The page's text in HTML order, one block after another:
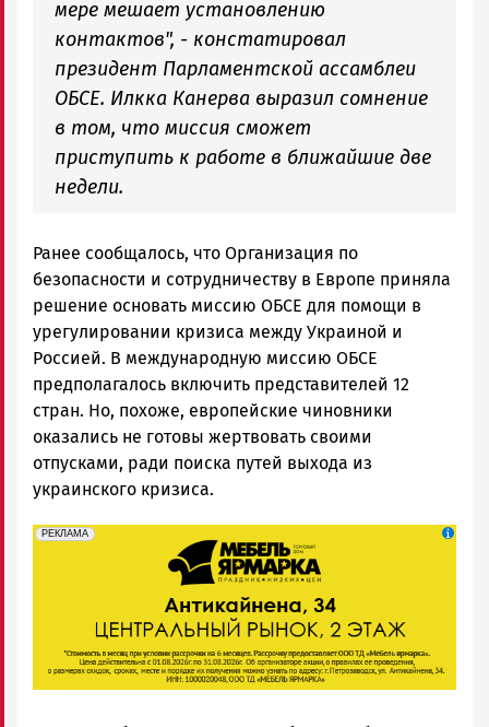
мере мешает установлению
контактов", - констатировал
президент Парламентской ассамблеи
ОБСЕ. Илкка Канерва выразил сомнение
в том, что миссия сможет
приступить к работе в ближайшие две
недели.
Ранее сообщалось, что Организация по
безопасности и сотрудничеству в Европе приняла
решение основать миссию ОБСЕ для помощи в
урегулировании кризиса между Украиной и
Россией. В международную миссию ОБСЕ
предполагалось включить представителей 12
стран. Но, похоже, европейские чиновники
оказались не готовы жертвовать своими
отпусками, ради поиска путей выхода из
украинского кризиса.
erid: 2SDnjeFymr3
РЕКЛАМА
Реклама